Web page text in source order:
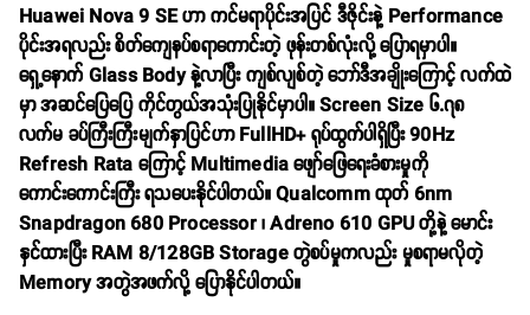
Huawei Nova 9 SE ဟာ ကင်မရာပိုင်းအပြင် ဒီဇိုင်းနဲ့ Performance
ပိုင်းအရလည်း စိတ်ကျေနပ်စရာကောင်းတဲ့ ဖုန်းတစ်လုံးလို့ ပြောရမှာပါ။
ရှေ့နောက် Glass Body နဲ့လာပြီး ကျစ်လျစ်တဲ့ ဘော်ဒီအချိုးကြောင့် လက်ထဲ
မှာ အဆင်ပြေပြေ ကိုင်တွယ်အသုံးပြုနိုင်မှာပါ။ Screen Size ၆.၇၈
လက်မ ခပ်ကြီးကြီးမျက်နှာပြင်ဟာ FullHD+ ရုပ်ထွက်ပါရှိပြီး 90Hz
Refresh Rata ကြောင့် Multimedia ဖျော်ဖြေရေးခံစားမှုကို
ကောင်းကောင်းကြီး ရသပေးနိုင်ပါတယ်။ Qualcomm ထုတ် 6nm
Snapdragon 680 Processor ၊ Adreno 610 GPU တို့နဲ့ မောင်း
နှင်ထားပြီး RAM 8/128GB Storage တွဲစပ်မှုကလည်း မှုစရာမလိုတဲ့
Memory အတွဲအဖက်လို့ ပြောနိုင်ပါတယ်။